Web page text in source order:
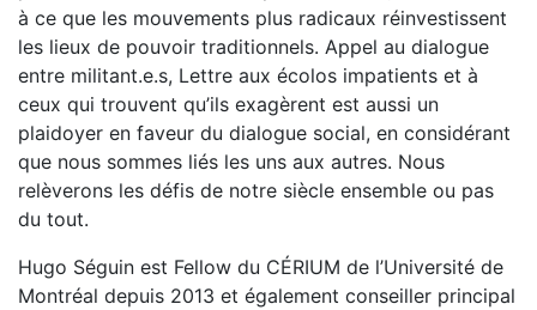
à ce que les mouvements plus radicaux réinvestissent
les lieux de pouvoir traditionnels. Appel au dialogue
entre militant.e.s, Lettre aux écolos impatients et à
ceux qui trouvent qu’ils exagèrent est aussi un
plaidoyer en faveur du dialogue social, en considérant
que nous sommes liés les uns aux autres. Nous
relèverons les défis de notre siècle ensemble ou pas
du tout.
Hugo Séguin est Fellow du CÉRIUM de l’Université de
Montréal depuis 2013 et également conseiller principal